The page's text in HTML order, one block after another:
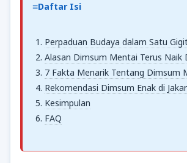
Daftar Isi
Perpaduan Budaya dalam Satu
Alasan Dimsum Mentai Terus Naik
7 Fakta Menarik Tentang Dimsum
Rekomendasi Dimsum Enak di
Kesimpulan
FAQ